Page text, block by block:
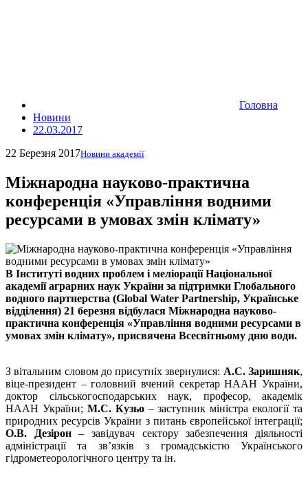
Головна
Новини
22.03.2017
22 Березня 2017Новини академії
Міжнародна науково-практична
конференція «Управління водними
ресурсами в умовах змін клімату»
В Інституті водних проблем і меліорації Національної
академії аграрних наук України за підтримки Глобального
водного партнерства (Global Water Partnership, Українське
відділення) 21 березня відбулася Міжнародна науково-
практична конференція «Управління водними ресурсами в
умовах змін клімату», присвячена Всесвітньому дню води.
З вітальним словом до присутніх звернулися: А.С. Заришняк,
віце-президент – головний вчений секретар НААН України,
доктор сільськогосподарських наук, професор, академік
НААН України; М.С. Кузьо– заступник міністра екології та
природних ресурсів України з питань європейської інтеграції;
О.В. Дезірон– завідувач сектору забезпечення діяльності
адміністрації та зв’язків з громадськістю Українського
гідрометеорологічного центру та ін.